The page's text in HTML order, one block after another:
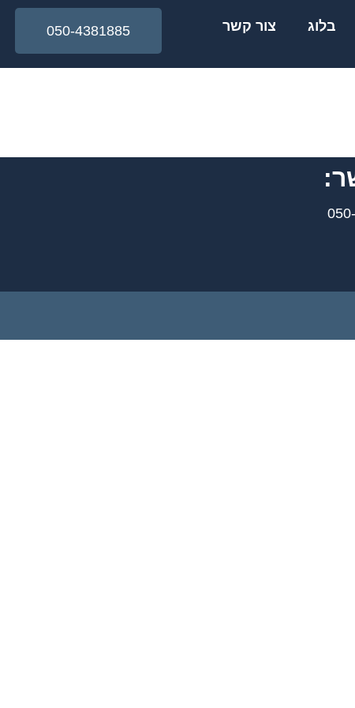
בלוג צור קשר 050-4381885